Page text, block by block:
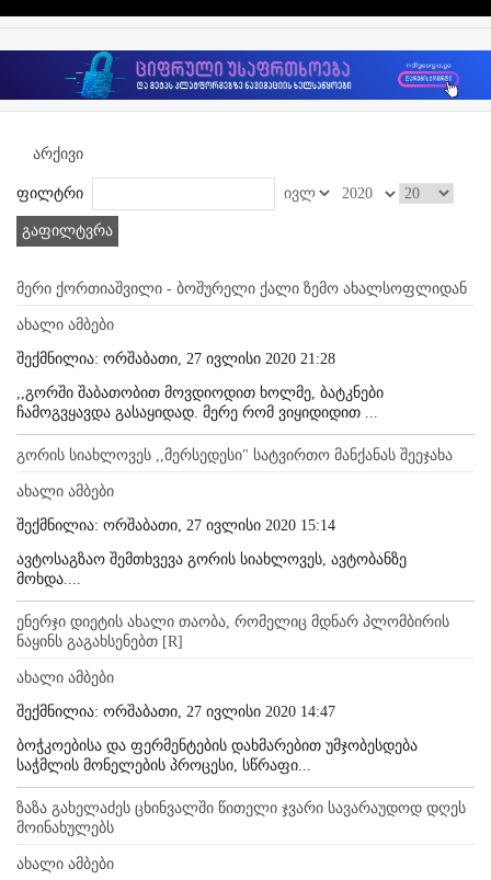
არქივი
ფილტრი
გაფილტვრა
მერი ქორთიაშვილი - ბოშურელი ქალი ზემო ახალსოფლიდან
ახალი ამბები
შექმნილია: ორშაბათი, 27 ივლისი 2020 21:28
,,გორში შაბათობით მოვდიოდით ხოლმე, ბატკნები
ჩამოგვყავდა გასაყიდად. მერე რომ ვიყიდიდით ...
გორის სიახლოვეს ,,მერსედესი" სატვირთო მანქანას შეეჯახა
ახალი ამბები
შექმნილია: ორშაბათი, 27 ივლისი 2020 15:14
ავტოსაგზაო შემთხვევა გორის სიახლოვეს, ავტობანზე
მოხდა....
ენერჯი დიეტის ახალი თაობა, რომელიც მდნარ პლომბირის
ნაყინს გაგახსენებთ [R]
ახალი ამბები
შექმნილია: ორშაბათი, 27 ივლისი 2020 14:47
ბოჭკოებისა და ფერმენტების დახმარებით უმჯობესდება
საჭმლის მონელების პროცესი, სწრაფი...
ზაზა გახელაძეს ცხინვალში წითელი ჯვარი სავარაუდოდ დღეს
მოინახულებს
ახალი ამბები